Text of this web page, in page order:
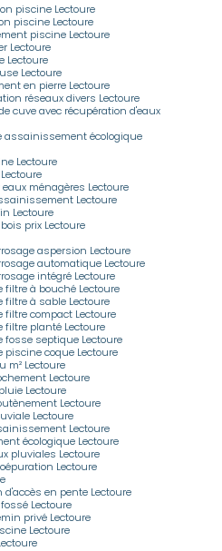
piscine Lectoure
piscine Lectoure
piscine Lectoure
Lectoure
Lectoure
Lectoure
en pierre Lectoure
réseaux divers Lectoure
cuve avec récupération d'eaux
assainissement écologique
Lectoure
ménagères Lectoure
Lectoure
Lectoure
prix Lectoure
aspersion Lectoure
automatique Lectoure
intégré Lectoure
filtre à bouché Lectoure
filtre à sable Lectoure
filtre compact Lectoure
filtre planté Lectoure
fosse septique Lectoure
piscine coque Lectoure
m² Lectoure
Lectoure
Lectoure
Lectoure
Lectoure
Lectoure
écologique Lectoure
pluviales Lectoure
Lectoure
en pente Lectoure
Lectoure
privé Lectoure
Lectoure